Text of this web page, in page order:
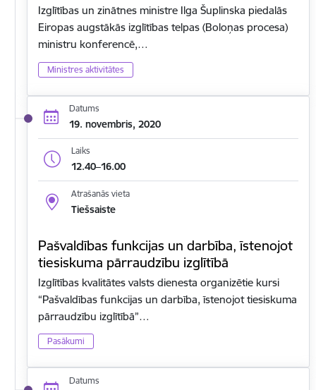
Izglītības un zinātnes ministre Ilga Šuplinska piedalās
Eiropas augstākās izglītības telpas (Boloņas procesa)
ministru konferencē,…
Ministres aktivitātes
Datums
19. novembris, 2020
Laiks
12.40–16.00
Atrašanās vieta
Tiešsaiste
Pašvaldības funkcijas un darbība, īstenojot
tiesiskuma pārraudzību izglītībā
Izglītības kvalitātes valsts dienesta organizētie kursi
“Pašvaldības funkcijas un darbība, īstenojot tiesiskuma
pārraudzību izglītībā”…
Pasākumi
Datums